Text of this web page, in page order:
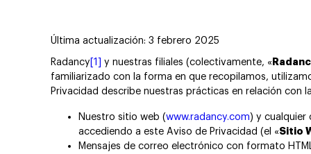
Última actualización: 3 febrero 2025
Radancy [1] y nuestras filiales (colectivamente, «
familiarizado con la forma en que recopilamos,
Privacidad describe nuestras prácticas en relación con
Nuestro sitio web (www.radancy.com) y cualquier
accediendo a este Aviso de Privacidad (el «Sitio
Mensajes de correo electrónico con formato